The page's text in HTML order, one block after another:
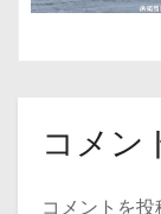
コメン
コメントを